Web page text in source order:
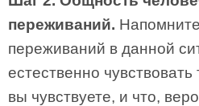
переживаний.
переживаний в данной
естественно чувствовать
вы чувствуете, и что,